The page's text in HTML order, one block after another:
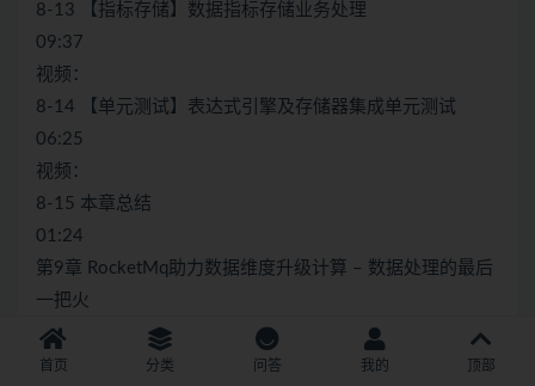
8-13 【指标存储】数据指标存储业务处理
09:37
视频：
8-14 【单元测试】表达式引擎及存储器集成单元测试
06:25
视频：
8-15 本章总结
01:24
第9章 RocketMq助力数据维度升级计算 – 数据处理的最后
一把火
15 节｜155分钟
收起
首页 分类 问答 我的 顶部